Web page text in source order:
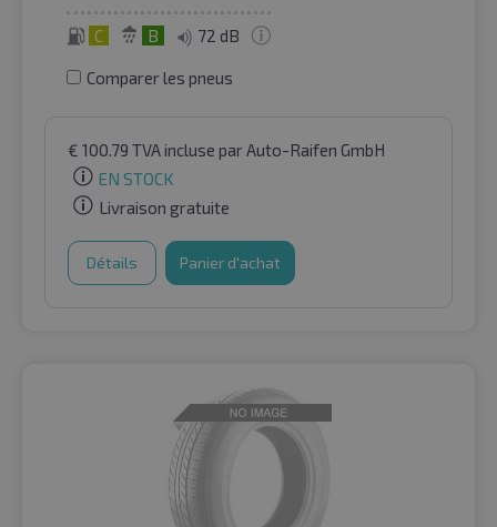
C B 72 dB
Comparer les pneus
€ 100.79 TVA incluse par Auto-Raifen GmbH
EN STOCK
Livraison gratuite
Détails Panier d'achat